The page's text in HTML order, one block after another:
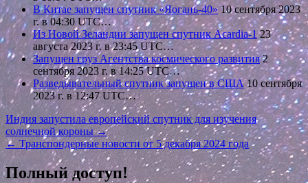
В Китае запущен спутник «Яогань-40»10 сентября 2023
г. в 04:30 UTC…
Из Новой Зеландии запущен спутник Acardia-123
августа 2023 г. в 23:45 UTC…
Запущен груз Агентства космического развития2
сентября 2023 г. в 14:25 UTC…
Разведывательный спутник запущен в США10 сентября
2023 г. в 12:47 UTC…
Навигация
по
записям
Индия запустила европейский спутник для изучения
солнечной короны →
← Транспондерные новости от 5 декабря 2024 года
Полный доступ!